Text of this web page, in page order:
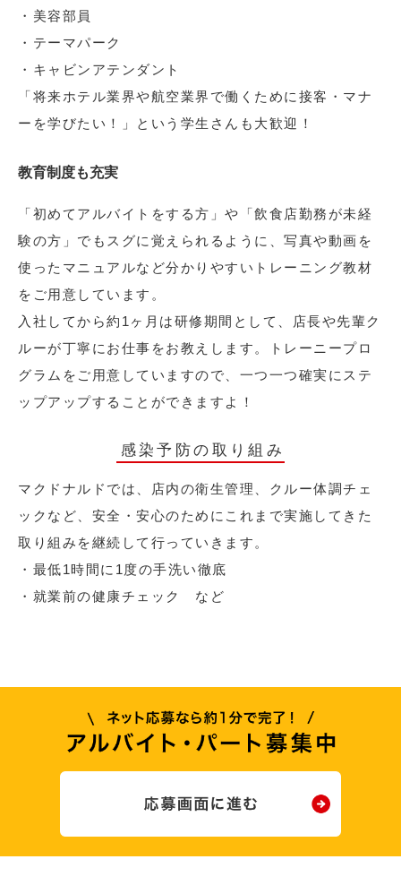
・美容部員
・テーマパーク
・キャビンアテンダント
「将来ホテル業界や航空業界で働くために接客・マナ
ーを学びたい！」という学生さんも大歓迎！
教育制度も充実
「初めてアルバイトをする方」や「飲食店勤務が未経
験の方」でもスグに覚えられるように、写真や動画を
使ったマニュアルなど分かりやすいトレーニング教材
をご用意しています。
入社してから約1ヶ月は研修期間として、店長や先輩ク
ルーが丁寧にお仕事をお教えします。トレーニープロ
グラムをご用意していますので、一つ一つ確実にステ
ップアップすることができますよ！
感染予防の取り組み
マクドナルドでは、店内の衛生管理、クルー体調チェ
ックなど、安全・安心のためにこれまで実施してきた
取り組みを継続して行っていきます。
・最低1時間に1度の手洗い徹底
・就業前の健康チェック など